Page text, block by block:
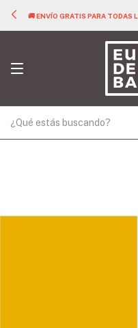
🚚 ENVÍO GRATIS PARA TODAS